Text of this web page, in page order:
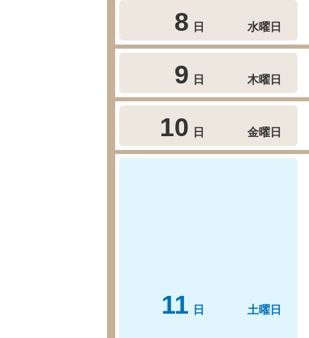
8 日 水曜日
9 日 木曜日
10 日 金曜日
11 日 土曜日